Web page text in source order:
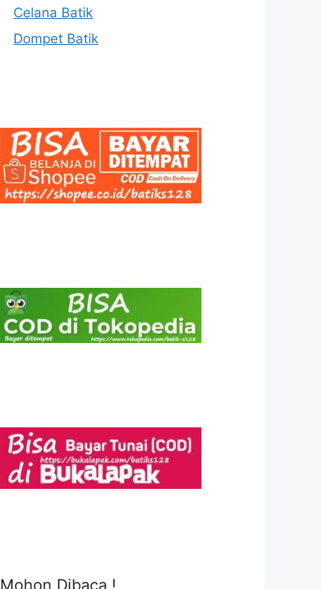
Celana Batik
Dompet Batik
Mohon Dibaca !